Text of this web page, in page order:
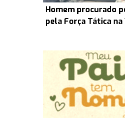
Homem procurado
pela Força Tática